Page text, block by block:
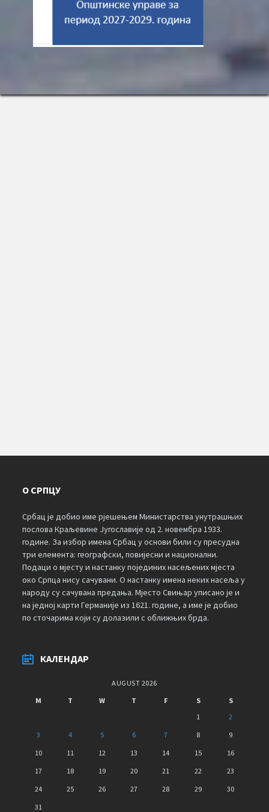
О СРПЦУ
Србац је добио име рјешењем Министарства унутрашњих
послова Краљевине Југославије од 2. новембра 1933.
године. За избор имена Србац у основи били су пресудна
три елемента: географски, повијесни и национални.
Подаци о мјесту и настанку појединих насељених мјеста
око Српца нису сачувани. О настанку имена неких насеља у
народу су сачувана предања. Мјесто Свињар уписано је и
на једној карти Германије из 1621. године, а име је добио
по сточарима који су долазили с оближњих брда.
КАЛЕНДАР
AUGUST 2026
M
T W T F S
S
1
2
3
4 5 6 7 8
9
10
11 12 13 14 15
16
17
18 19 20 21 22
23
24
25 26 27 28 29
30
31